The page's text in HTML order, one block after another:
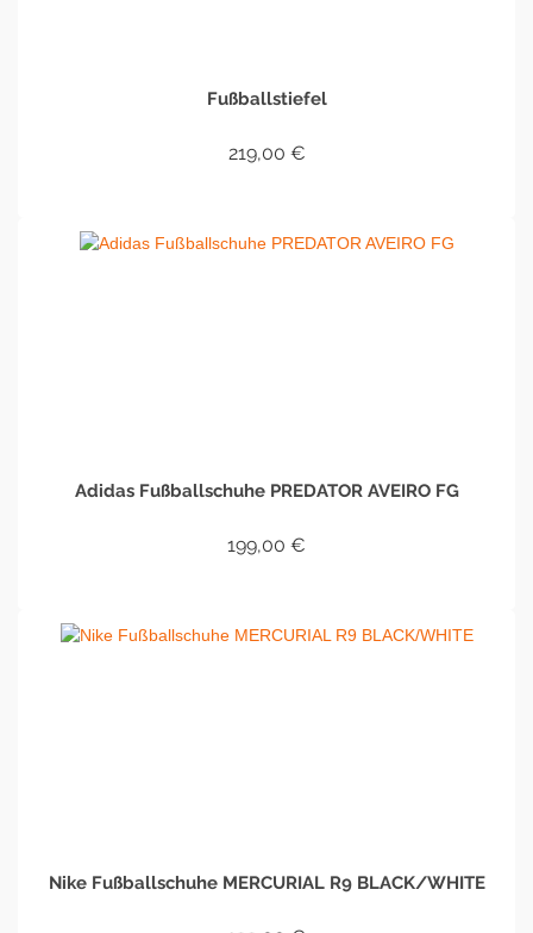
Fußballstiefel
219,00 €
Adidas Fußballschuhe PREDATOR AVEIRO FG
199,00 €
Nike Fußballschuhe MERCURIAL R9 BLACK/WHITE